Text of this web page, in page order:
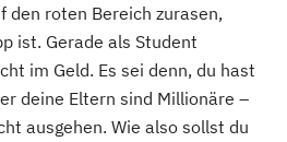
den roten Bereich zurasen,
ist. Gerade als Student
im Geld. Es sei denn, du hast
deine Eltern sind Millionäre –
ausgehen. Wie also sollst du